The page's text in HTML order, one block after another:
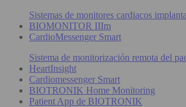
Sistemas de monitores cardiacos
BIOMONITOR IIIm
CardioMessenger Smart
Sistema de monitorización remota del
HeartInsight
Cardiomessenger Smart
BIOTRONIK Home Monitoring
Patient App de BIOTRONIK